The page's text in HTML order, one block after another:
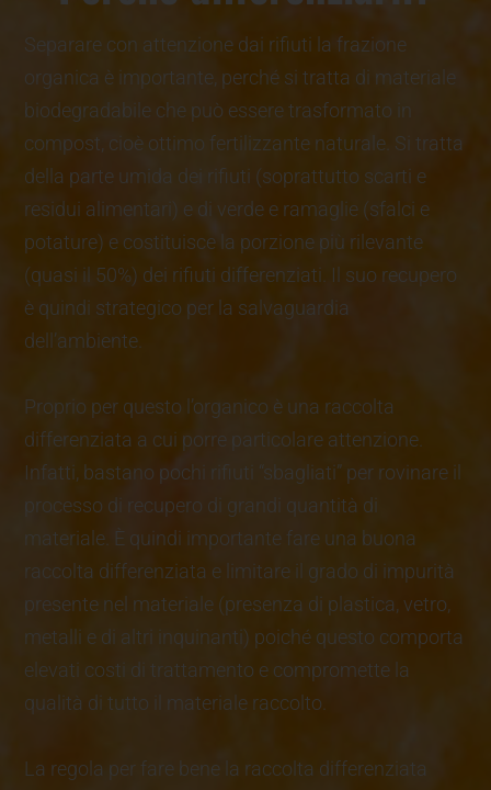
Separare con attenzione dai rifiuti la frazione
organica è importante, perché si tratta di materiale
biodegradabile che può essere trasformato in
compost, cioè ottimo fertilizzante naturale. Si tratta
della parte umida dei rifiuti (soprattutto scarti e
residui alimentari) e di verde e ramaglie (sfalci e
potature) e costituisce la porzione più rilevante
(quasi il 50%) dei rifiuti differenziati. Il suo recupero
è quindi strategico per la salvaguardia
dell’ambiente.
Proprio per questo l’organico è una raccolta
differenziata a cui porre particolare attenzione.
Infatti, bastano pochi rifiuti “sbagliati” per rovinare il
processo di recupero di grandi quantità di
materiale. È quindi importante fare una buona
raccolta differenziata e limitare il grado di impurità
presente nel materiale (presenza di plastica, vetro,
metalli e di altri inquinanti) poiché questo comporta
elevati costi di trattamento e compromette la
qualità di tutto il materiale raccolto.
La regola per fare bene la raccolta differenziata